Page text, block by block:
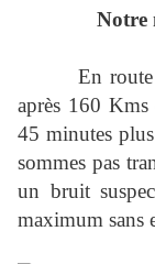
Notre
En
après 160 Kms
45 minutes
sommes pas
un bruit
maximum sans